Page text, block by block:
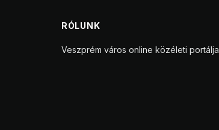
RÓLUNK
Veszprém város online közéleti portálja